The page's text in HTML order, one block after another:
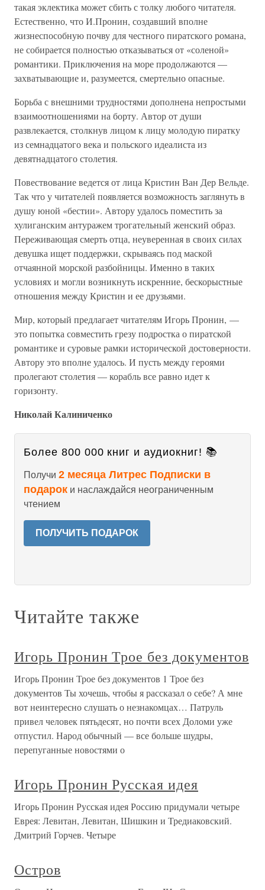
такая эклектика может сбить с толку любого читателя.
Естественно, что И.Пронин, создавший вполне
жизнеспособную почву для честного пиратского романа,
не собирается полностью отказываться от «соленой»
романтики. Приключения на море продолжаются —
захватывающие и, разумеется, смертельно опасные.
Борьба с внешними трудностями дополнена непростыми
взаимоотношениями на борту. Автор от души
развлекается, столкнув лицом к лицу молодую пиратку
из семнадцатого века и польского идеалиста из
девятнадцатого столетия.
Повествование ведется от лица Кристин Ван Дер Вельде.
Так что у читателей появляется возможность заглянуть в
душу юной «бестии». Автору удалось поместить за
хулиганским антуражем трогательный женский образ.
Переживающая смерть отца, неуверенная в своих силах
девушка ищет поддержки, скрываясь под маской
отчаянной морской разбойницы. Именно в таких
условиях и могли возникнуть искренние, бескорыстные
отношения между Кристин и ее друзьями.
Мир, который предлагает читателям Игорь Пронин, —
это попытка совместить грезу подростка о пиратской
романтике и суровые рамки исторической достоверности.
Автору это вполне удалось. И пусть между героями
пролегают столетия — корабль все равно идет к
горизонту.
Николай Калиниченко
Более 800 000 книг и аудиокниг! 📚
Получи 2 месяца Литрес Подписки в
подарок и наслаждайся неограниченным
чтением
ПОЛУЧИТЬ ПОДАРОК
Читайте также
Игорь Пронин Трое без документов
Игорь Пронин Трое без документов 1 Трое без
документов Ты хочешь, чтобы я рассказал о себе? А мне
вот неинтересно слушать о незнакомцах… Патруль
привел человек пятьдесят, но почти всех Доломи уже
отпустил. Народ обычный — все больше шудры,
перепуганные новостями о
Игорь Пронин Русская идея
Игорь Пронин Русская идея Россию придумали четыре
Еврея: Левитан, Левитан, Шишкин и Тредиаковский.
Дмитрий Горчев. Четыре
Остров